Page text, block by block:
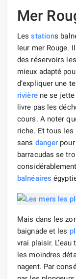
Mer
Lesstations
leur mer Rouge.
des réservoirs
mieux adapté
d’expliquer une
rivièrene se jette
livre pas les
cours. A noter
riche. Et tous les
sans danger
barracudas se
balnéaires
Mais dans les
baignade et les
vrai plaisir.
les moindres
nagent. Par